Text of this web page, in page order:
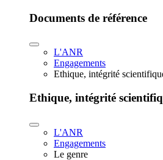
Documents de référence
L'ANR
Engagements
Ethique, intégrité
Ethique, intégrité
L'ANR
Engagements
Le genre